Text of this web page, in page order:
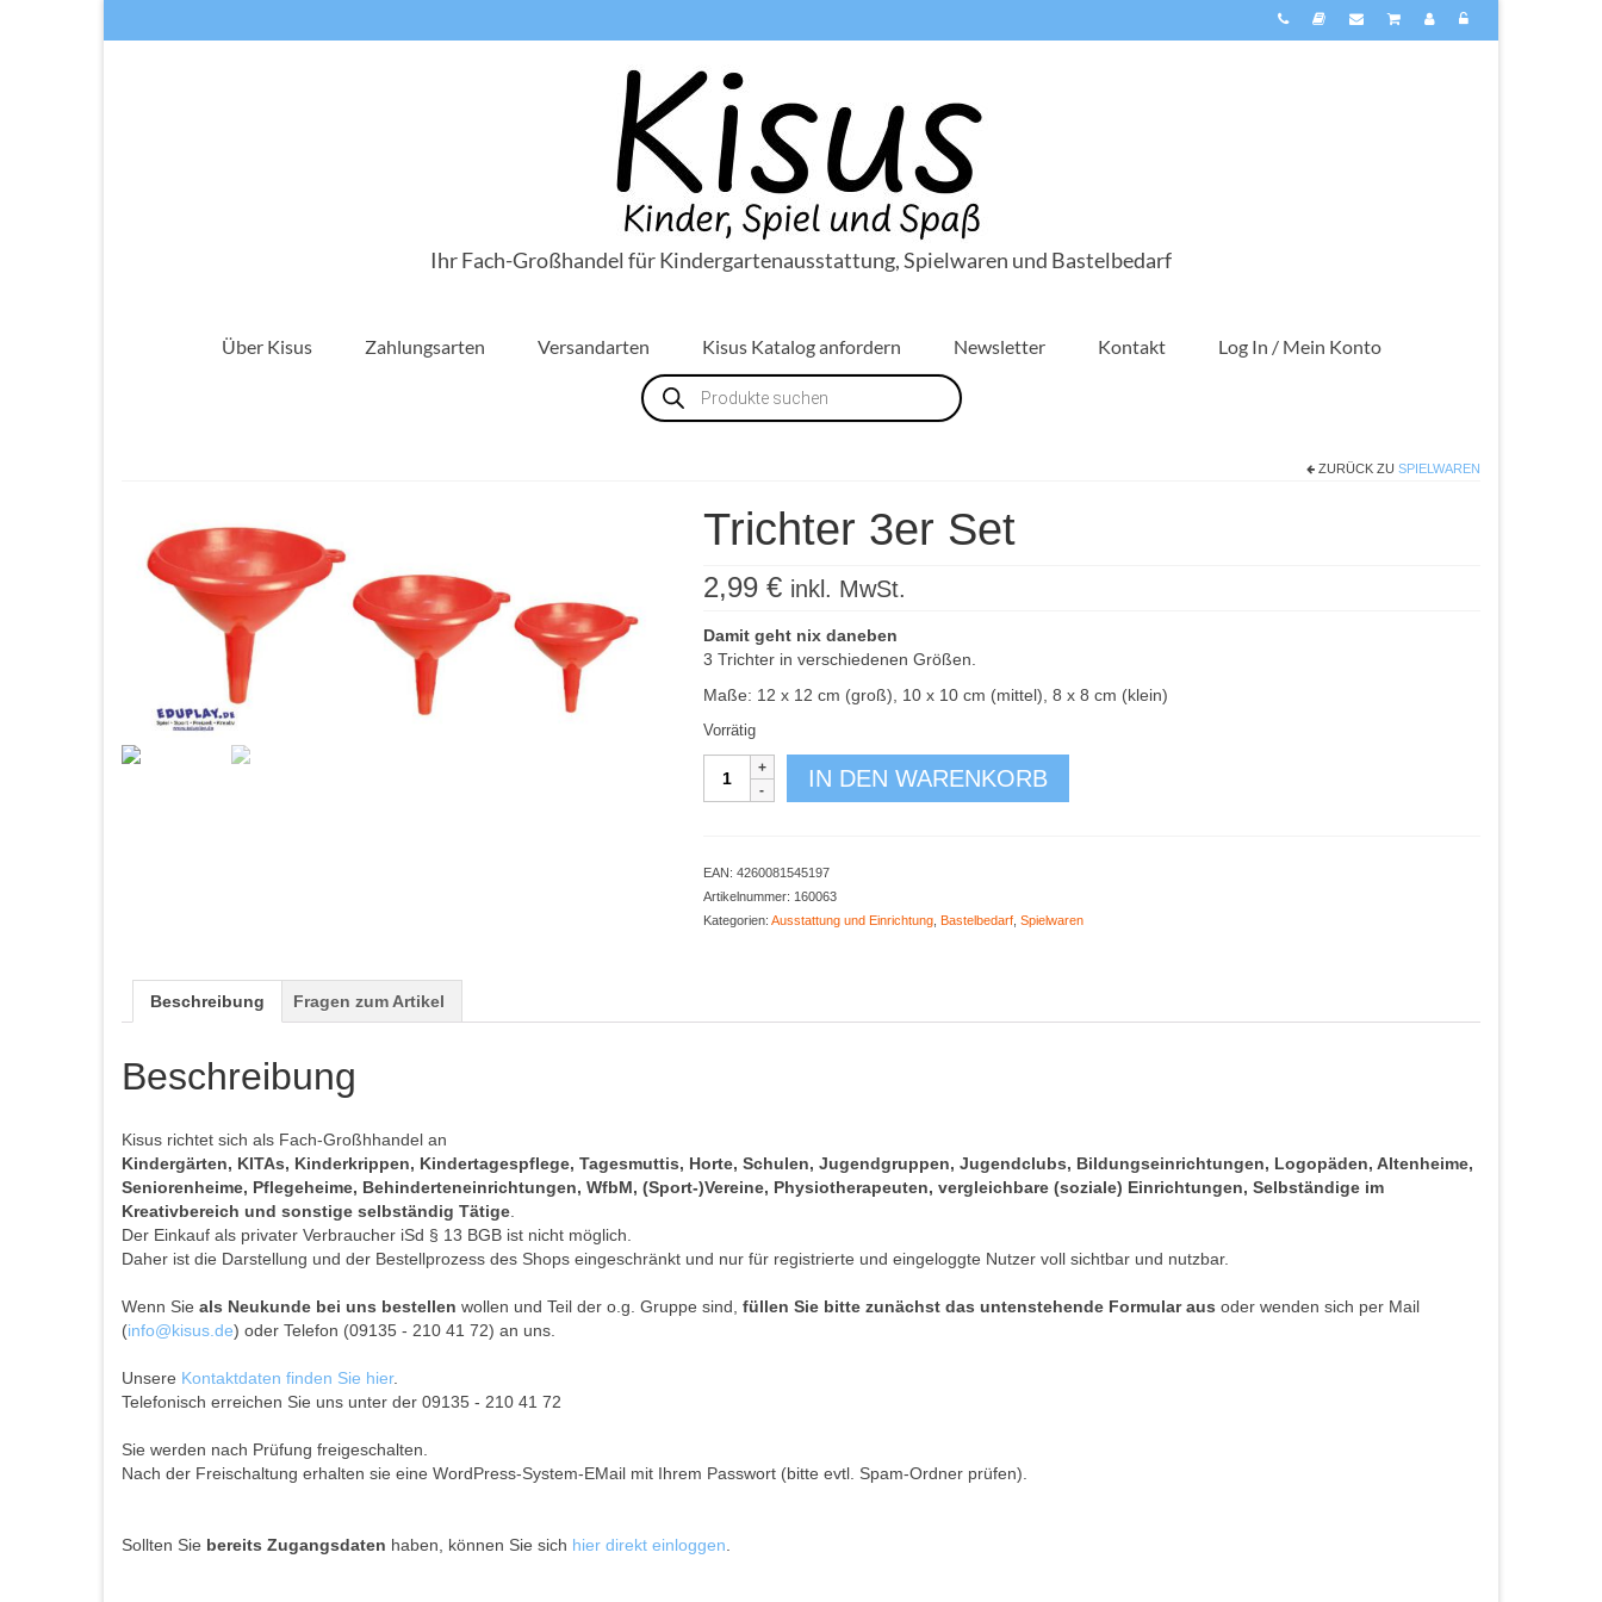
Ihr Fach-Großhandel für Kindergartenausstattung, Spielwaren und Bastelbedarf
Über Kisus Zahlungsarten Versandarten Kisus Katalog anfordern Newsletter Kontakt Log In / Mein Konto
Products
search
ZURÜCK ZU SPIELWAREN
Trichter 3er Set
2,99 € inkl. MwSt.
Damit geht nix daneben
3 Trichter in verschiedenen Größen.
Maße: 12 x 12 cm (groß), 10 x 10 cm (mittel), 8 x 8 cm (klein)
Vorrätig
Trichter
3er
IN DEN WARENKORB
EAN: 4260081545197
Artikelnummer: 160063
Kategorien: Ausstattung und Einrichtung, Bastelbedarf, Spielwaren
Beschreibung Fragen zum Artikel
Beschreibung
Kisus richtet sich als Fach-Großhhandel an
Kindergärten, KITAs, Kinderkrippen, Kindertagespflege, Tagesmuttis, Horte, Schulen, Jugendgruppen, Jugendclubs, Bildungseinrichtungen, Logopäden, Altenheime,
Seniorenheime, Pflegeheime, Behinderteneinrichtungen, WfbM, (Sport-)Vereine, Physiotherapeuten, vergleichbare (soziale) Einrichtungen, Selbständige im
Kreativbereich und sonstige selbständig Tätige
Der Einkauf als privater Verbraucher iSd § 13 BGB ist nicht möglich.
Daher ist die Darstellung und der Bestellprozess des Shops eingeschränkt und nur für registrierte und eingeloggte Nutzer voll sichtbar und nutzbar.
Wenn Sie als Neukunde bei uns bestellen wollen und Teil der o.g. Gruppe sind, füllen Sie bitte zunächst das untenstehende Formular aus oder wenden sich per Mail
(info@kisus.de) oder Telefon (09135 - 210 41 72) an uns.
Unsere Kontaktdaten finden Sie hier.
Telefonisch erreichen Sie uns unter der 09135 - 210 41 72
Sie werden nach Prüfung freigeschalten.
Nach der Freischaltung erhalten sie eine WordPress-System-EMail mit Ihrem Passwort (bitte evtl. Spam-Ordner prüfen).
Sollten Sie bereits Zugangsdaten haben, können Sie sich hier direkt einloggen